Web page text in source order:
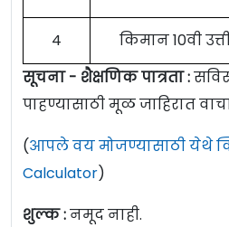
4
किमान 10वी
सूचना - शैक्षणिक पात्रता :
पाहण्यासाठी मूळ जाहिरात
(आपले वय मोजण्यासाठी येथे
Calculator)
शुल्क :नमूद नाही.